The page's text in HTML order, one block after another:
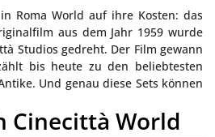
Roma World auf ihre Kosten: das
aus dem Jahr 1959 wurde
Studios gedreht. Der Film gewann
bis heute zu den beliebtesten
Und genau diese Sets können
Cinecittà World